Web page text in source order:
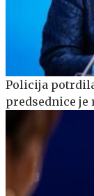
Policija
predsednice